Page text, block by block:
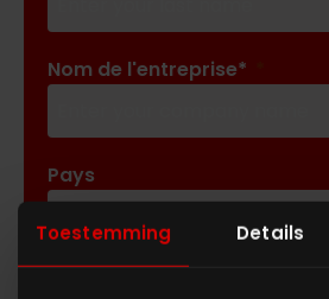
Toestemming Details
Nom de l'entreprise*
Pays